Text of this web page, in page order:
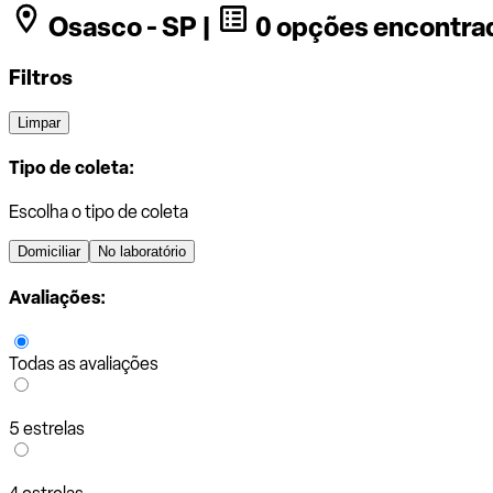
Osasco - SP | 0 opções
Filtros
Limpar
Tipo de coleta:
Escolha o tipo de coleta
Domiciliar No laboratório
Avaliações:
Todas as avaliações
5 estrelas